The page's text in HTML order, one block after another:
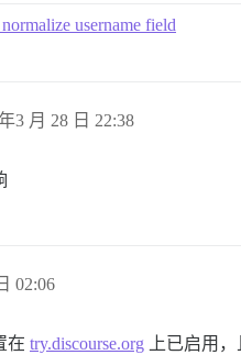
username field
3 月 28 日 22:38
02:06
在 try.discourse.org 上已启用